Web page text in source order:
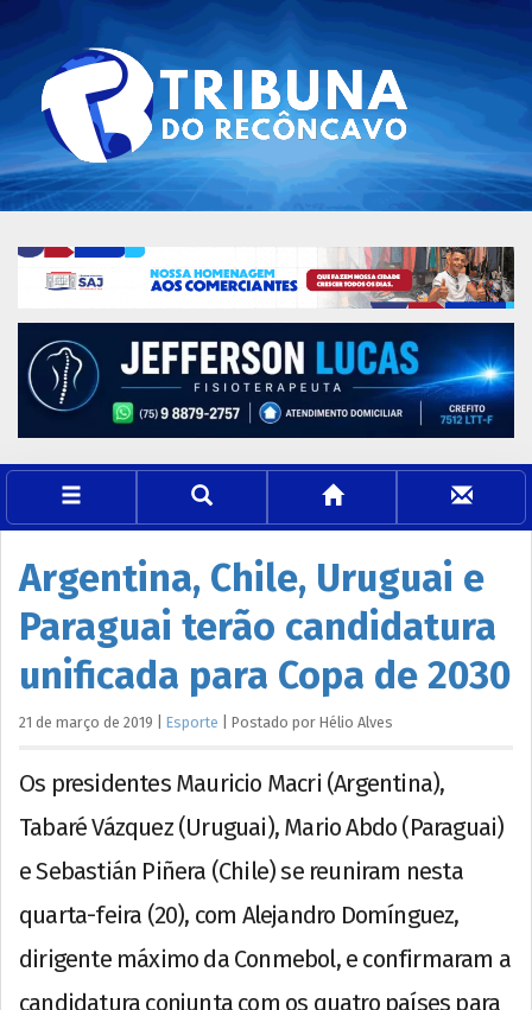
Argentina, Chile, Uruguai e
Paraguai terão candidatura
unificada para Copa de 2030
21 de março de 2019 Esporte Postado por Hélio Alves
Os presidentes Mauricio Macri (Argentina),
Tabaré Vázquez (Uruguai), Mario Abdo (Paraguai)
e Sebastián Piñera (Chile) se reuniram nesta
quarta-feira (20), com Alejandro Domínguez,
dirigente máximo da Conmebol, e confirmaram a
candidatura conjunta com os quatro países para